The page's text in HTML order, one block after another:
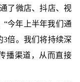
了微店、抖店、视
今年上半年我们通
倍。我们将持续深
播渠道，从而直接